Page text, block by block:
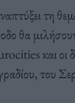
τη
θα
και οι
του